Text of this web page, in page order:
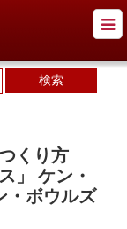
くり方
」 ケン・
・ボウルズ